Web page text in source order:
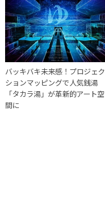
バッキバキ未来感！プロジェク
ションマッピングで人気銭湯
「タカラ湯」が革新的アート空
間に